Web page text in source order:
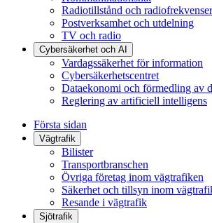
Radiotillstånd och radiofrekvenser
Postverksamhet och utdelning
TV och radio
Cybersäkerhet och AI
Vardagssäkerhet för information
Cybersäkerhetscentret
Dataekonomi och förmedling av
Reglering av artificiell intelligens
Första sidan
Vägtrafik
Bilister
Transportbranschen
Övriga företag inom vägtrafiken
Säkerhet och tillsyn inom
Resande i vägtrafik
Sjötrafik